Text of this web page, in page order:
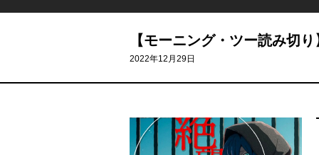
【モーニング・ツー読み切
2022年12月29日